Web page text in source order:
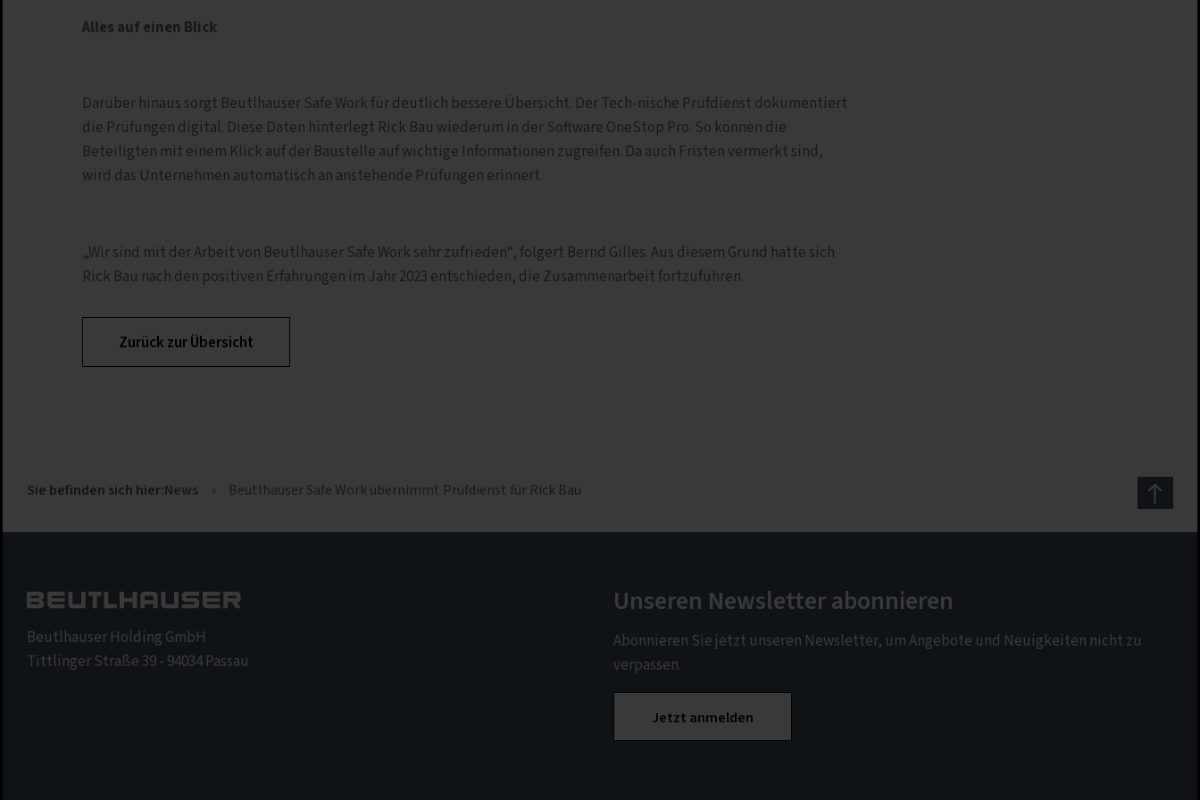
Alles auf einen Blick
Darüber hinaus sorgt Beutlhauser Safe Work für deutlich bessere Übersicht. Der Tech-nische Prüfdienst dokumentiert
die Prüfungen digital. Diese Daten hinterlegt Rick Bau wiederum in der Software OneStop Pro. So können die
Beteiligten mit einem Klick auf der Baustelle auf wichtige Informationen zugreifen. Da auch Fristen vermerkt sind,
wird das Unternehmen automatisch an anstehende Prüfungen erinnert.
„Wir sind mit der Arbeit von Beutlhauser Safe Work sehr zufrieden“, folgert Bernd Gilles. Aus diesem Grund hatte sich
Rick Bau nach den positiven Erfahrungen im Jahr 2023 entschieden, die Zusammenarbeit fortzuführen.
Zurück zur Übersicht
Sie befinden sich hier:News › Beutlhauser Safe Work übernimmt Prüfdienst für Rick Bau
Beutlhauser Holding GmbH
Tittlinger Straße 39 - 94034 Passau
Unseren Newsletter abonnieren
Abonnieren Sie jetzt unseren Newsletter, um Angebote und Neuigkeiten nicht zu
verpassen.
Jetzt anmelden